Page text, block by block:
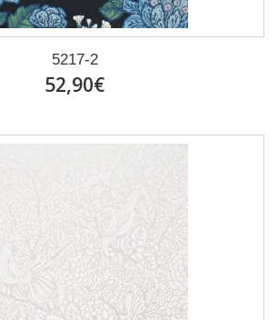
5217-2
52,90€